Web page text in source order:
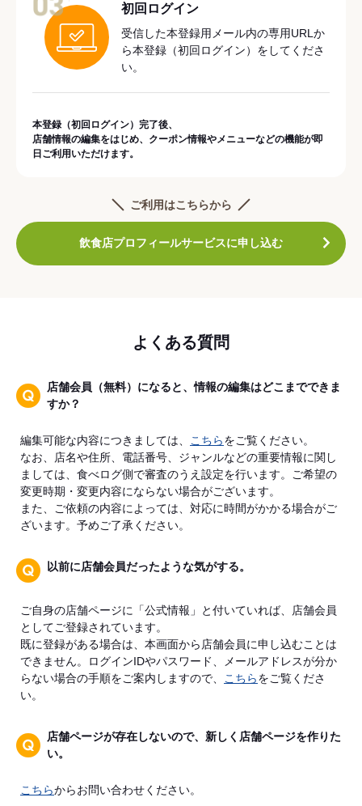
初回ログイン
受信した本登録用メール内の専用URLか
ら本登録（初回ログイン）をしてくださ
い。
本登録（初回ログイン）完了後、
店舗情報の編集をはじめ、クーポン情報やメニューなどの機能が即
日ご利用いただけます。
ご利用はこちらから
飲食店プロフィールサービスに申し込む
よくある質問
店舗会員（無料）になると、情報の編集はどこまでできま
すか？
編集可能な内容につきましては、 こちらをご覧ください。
なお、店名や住所、電話番号、ジャンルなどの重要情報に関し
ましては、食べログ側で審査のうえ設定を行います。ご希望の
変更時期・変更内容にならない場合がございます。
また、ご依頼の内容によっては、対応に時間がかかる場合がご
ざいます。予めご了承ください。
以前に店舗会員だったような気がする。
ご自身の店舗ページに「公式情報」と付いていれば、店舗会員
としてご登録されています。
既に登録がある場合は、本画面から店舗会員に申し込むことは
できません。ログインIDやパスワード、メールアドレスが分か
らない場合の手順をご案内しますので、
こちらをご覧くださ
い。
店舗ページが存在しないので、新しく店舗ページを作りた
い。
こちらからお問い合わせください。